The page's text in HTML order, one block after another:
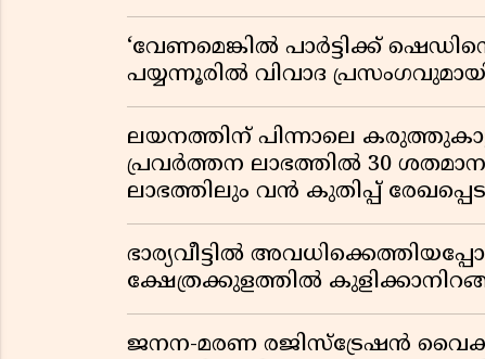
‘വേണമെങ്കിൽ പാർട്ടിക്ക്
പയ്യന്നൂരിൽ വിവാദ
ലയനത്തിന് പിന്നാലെ
പ്രവർത്തന ലാഭത്തിൽ 30
ലാഭത്തിലും വൻ കുതിപ്പ്
ഭാര്യവീട്ടിൽ
ക്ഷേത്രക്കുളത്തിൽ
ജനന-മരണ രജിസ്ട്രേഷൻ